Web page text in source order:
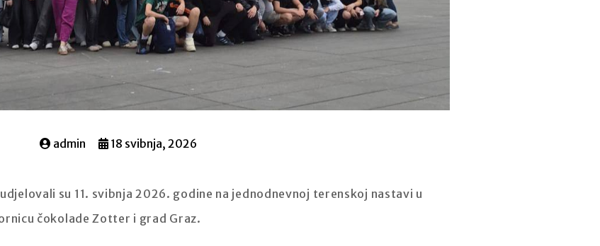
admin 18 svibnja, 2026
su 11. svibnja 2026. godine na jednodnevnoj terenskoj nastavi u
čokolade Zotter i grad Graz.